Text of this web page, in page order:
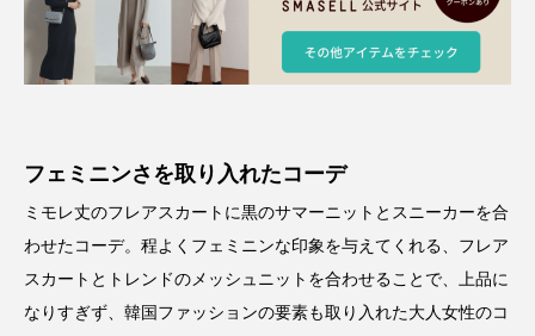
フェミニンさを取り入れたコーデ
ミモレ丈のフレアスカートに黒のサマーニットとスニーカーを合
わせたコーデ。程よくフェミニンな印象を与えてくれる、フレア
スカートとトレンドのメッシュニットを合わせることで、上品に
なりすぎず、韓国ファッションの要素も取り入れた大人女性のコ